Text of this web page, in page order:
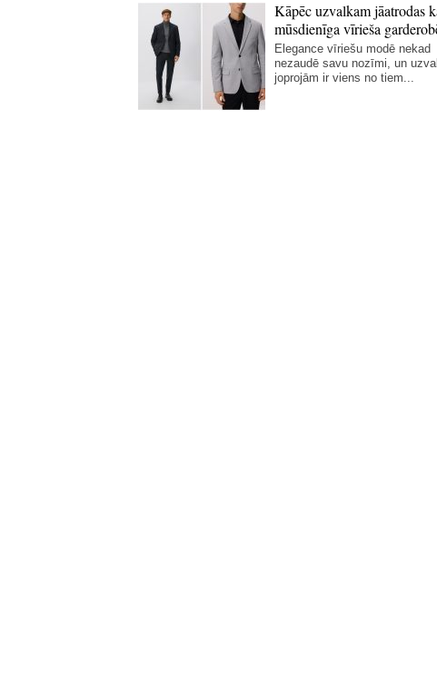
Kāpēc uzvalkam jāatrodas
mūsdienīga vīrieša
Elegance vīriešu modē nekad
nezaudē savu nozīmi, un
joprojām ir viens no tiem...